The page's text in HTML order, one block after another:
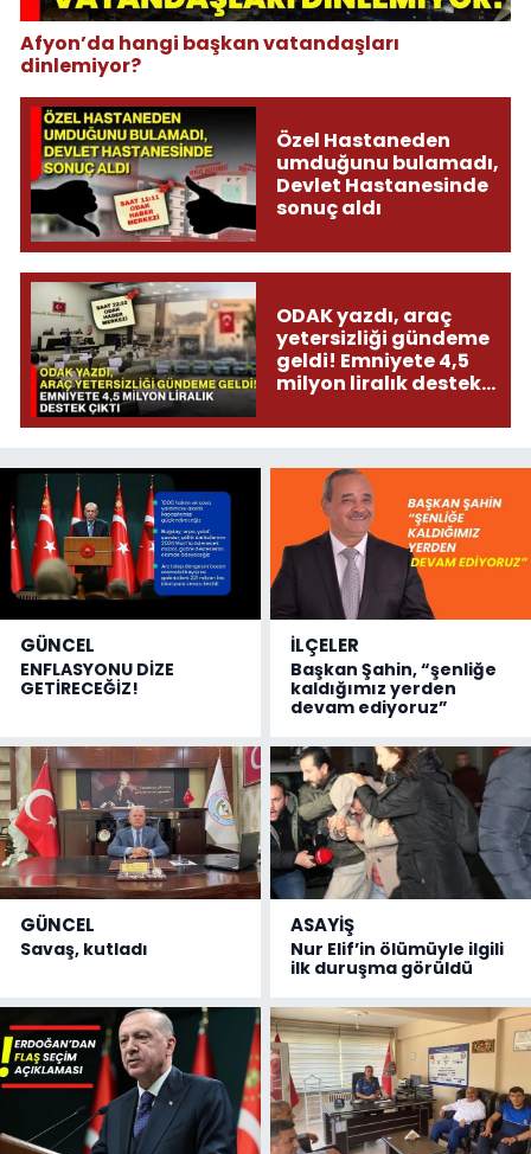
Afyon’da hangi başkan vatandaşları
dinlemiyor?
Özel Hastaneden
umduğunu bulamadı,
Devlet Hastanesinde
sonuç aldı
ODAK yazdı, araç
yetersizliği gündeme
geldi! Emniyete 4,5
milyon liralık destek
GÜNCEL
ENFLASYONU DİZE
GETİRECEĞİZ!
İLÇELER
Başkan Şahin, “şenliğe
kaldığımız yerden
devam ediyoruz”
GÜNCEL
Savaş, kutladı
ASAYİŞ
Nur Elif’in ölümüyle ilgili
ilk duruşma görüldü